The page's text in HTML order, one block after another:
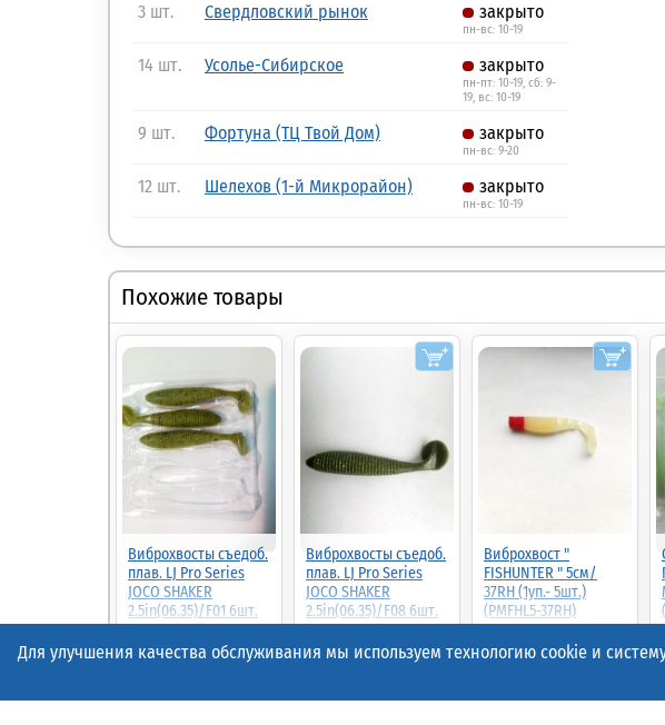
3 шт. Свердловский рынок закрыто
пн-вс: 10-19
14 шт. Усолье-Сибирское закрыто
пн-пт: 10-19, сб: 9-
19, вс: 10-19
9 шт. Фортуна (ТЦ Твой Дом) закрыто
пн-вс: 9-20
12 шт. Шелехов (1-й Микрорайон) закрыто
пн-вс: 10-19
Похожие товары
Виброхвосты съедоб.
плав. LJ Pro Series
JOCO SHAKER
2.5in(06.35)/F01 6шт.
(140301-F01)
18.50р.(шт.) 50%
Виброхвосты съедоб.
плав. LJ Pro Series
JOCO SHAKER
2.5in(06.35)/F08 6шт.
(140301-F08)
37.00р. (шт.)
Виброхвост "
FISHUNTER " 5см/
37RH (1уп.- 5шт.)
(PMFHL5-37RH)
38.00р.(шт.)
Для улучшения качества обслуживания мы используем технологию cookie и